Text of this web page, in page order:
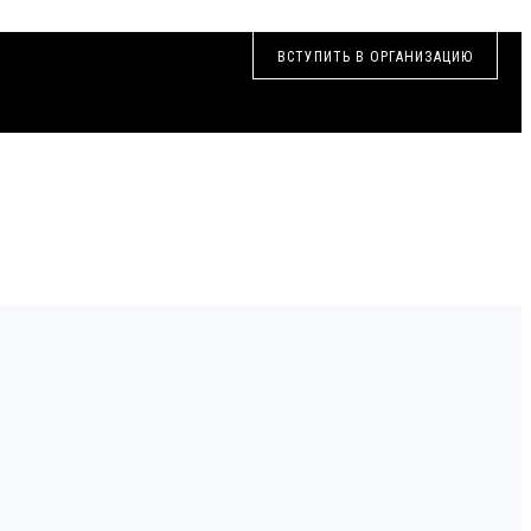
ВСТУПИТЬ В ОРГАНИЗАЦИЮ